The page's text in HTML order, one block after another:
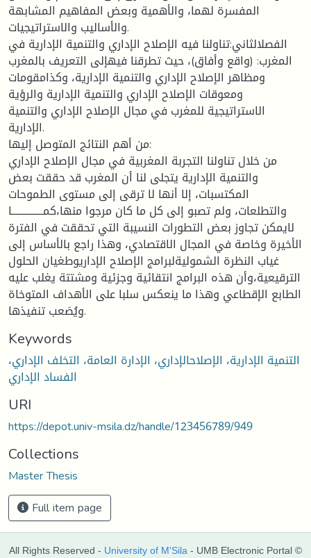
المفسرة لهما، والأهمية وبعض المفاهيم المشابهة
والأساليب والاستراتيجيات.
الفصلالثاني:تناولنا فيه الإصلاح الإداري والتنمية الإدارية في
المغرب: (واقع وأفاق)، حيث تطرقنا فيهإلى التعريف بالمغرب
ومظاهر الإصلاح الإداري والتنمية الإدارية، وكذامقومات
ومعوقات الإصلاح الإداري والتنمية الإدارية والرؤية
الاستراتيجية للمغرب في مجال الإصلاح الإداري والتنمية
الإدارية.
من أهم النتائج المتوصل إليها:
من خلال تناولنا التجربة المغربية في مجال الإصلاح الإداري
والتنمية الإدارية يتجلى لنا أن المغرب قد حققت بعض
المكتسبات، إلا أنها لا ترقى إلى مستوى الطموحات
والتطلعات، ولم تصبو إلى كل ما كان مرجوا منها،كمـــــــــــــــا
لايمكن تجاوز بعض التطورات النسيبة التي تحققت في الفترة
الأخيرة وخاصة في المجال الاقتصادي، وهذا راجع بالأساس إلى
غياب النظرة الشموليةلبرامج الإصلاح الإداريوطغيان الحلول
الترقيعية،وأن هذه البرامج انتقائية وجزئية ومشتتة يغلب عليه
الطابع الإقطاعي وهذا ما ينعكس سلبا على الأهداف المتوخاة
ويُصَعب تنفيذها.
Keywords
التنمية الإدارية، الإصلاحالإداري، الإدارة العامة، التخلف الإداري،
الفساد الإداري
URI
https://depot.univ-msila.dz/handle/123456789/949
Collections
Master Thesis
Full item page
All Rights Reserved - University of M'Sila - UMB Electronic Portal ©